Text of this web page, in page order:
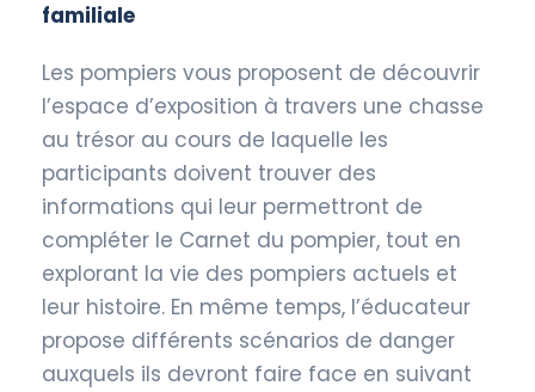
familiale
Les pompiers vous proposent de découvrir
l’espace d’exposition à travers une chasse
au trésor au cours de laquelle les
participants doivent trouver des
informations qui leur permettront de
compléter le Carnet du pompier, tout en
explorant la vie des pompiers actuels et
leur histoire. En même temps, l’éducateur
propose différents scénarios de danger
auxquels ils devront faire face en suivant